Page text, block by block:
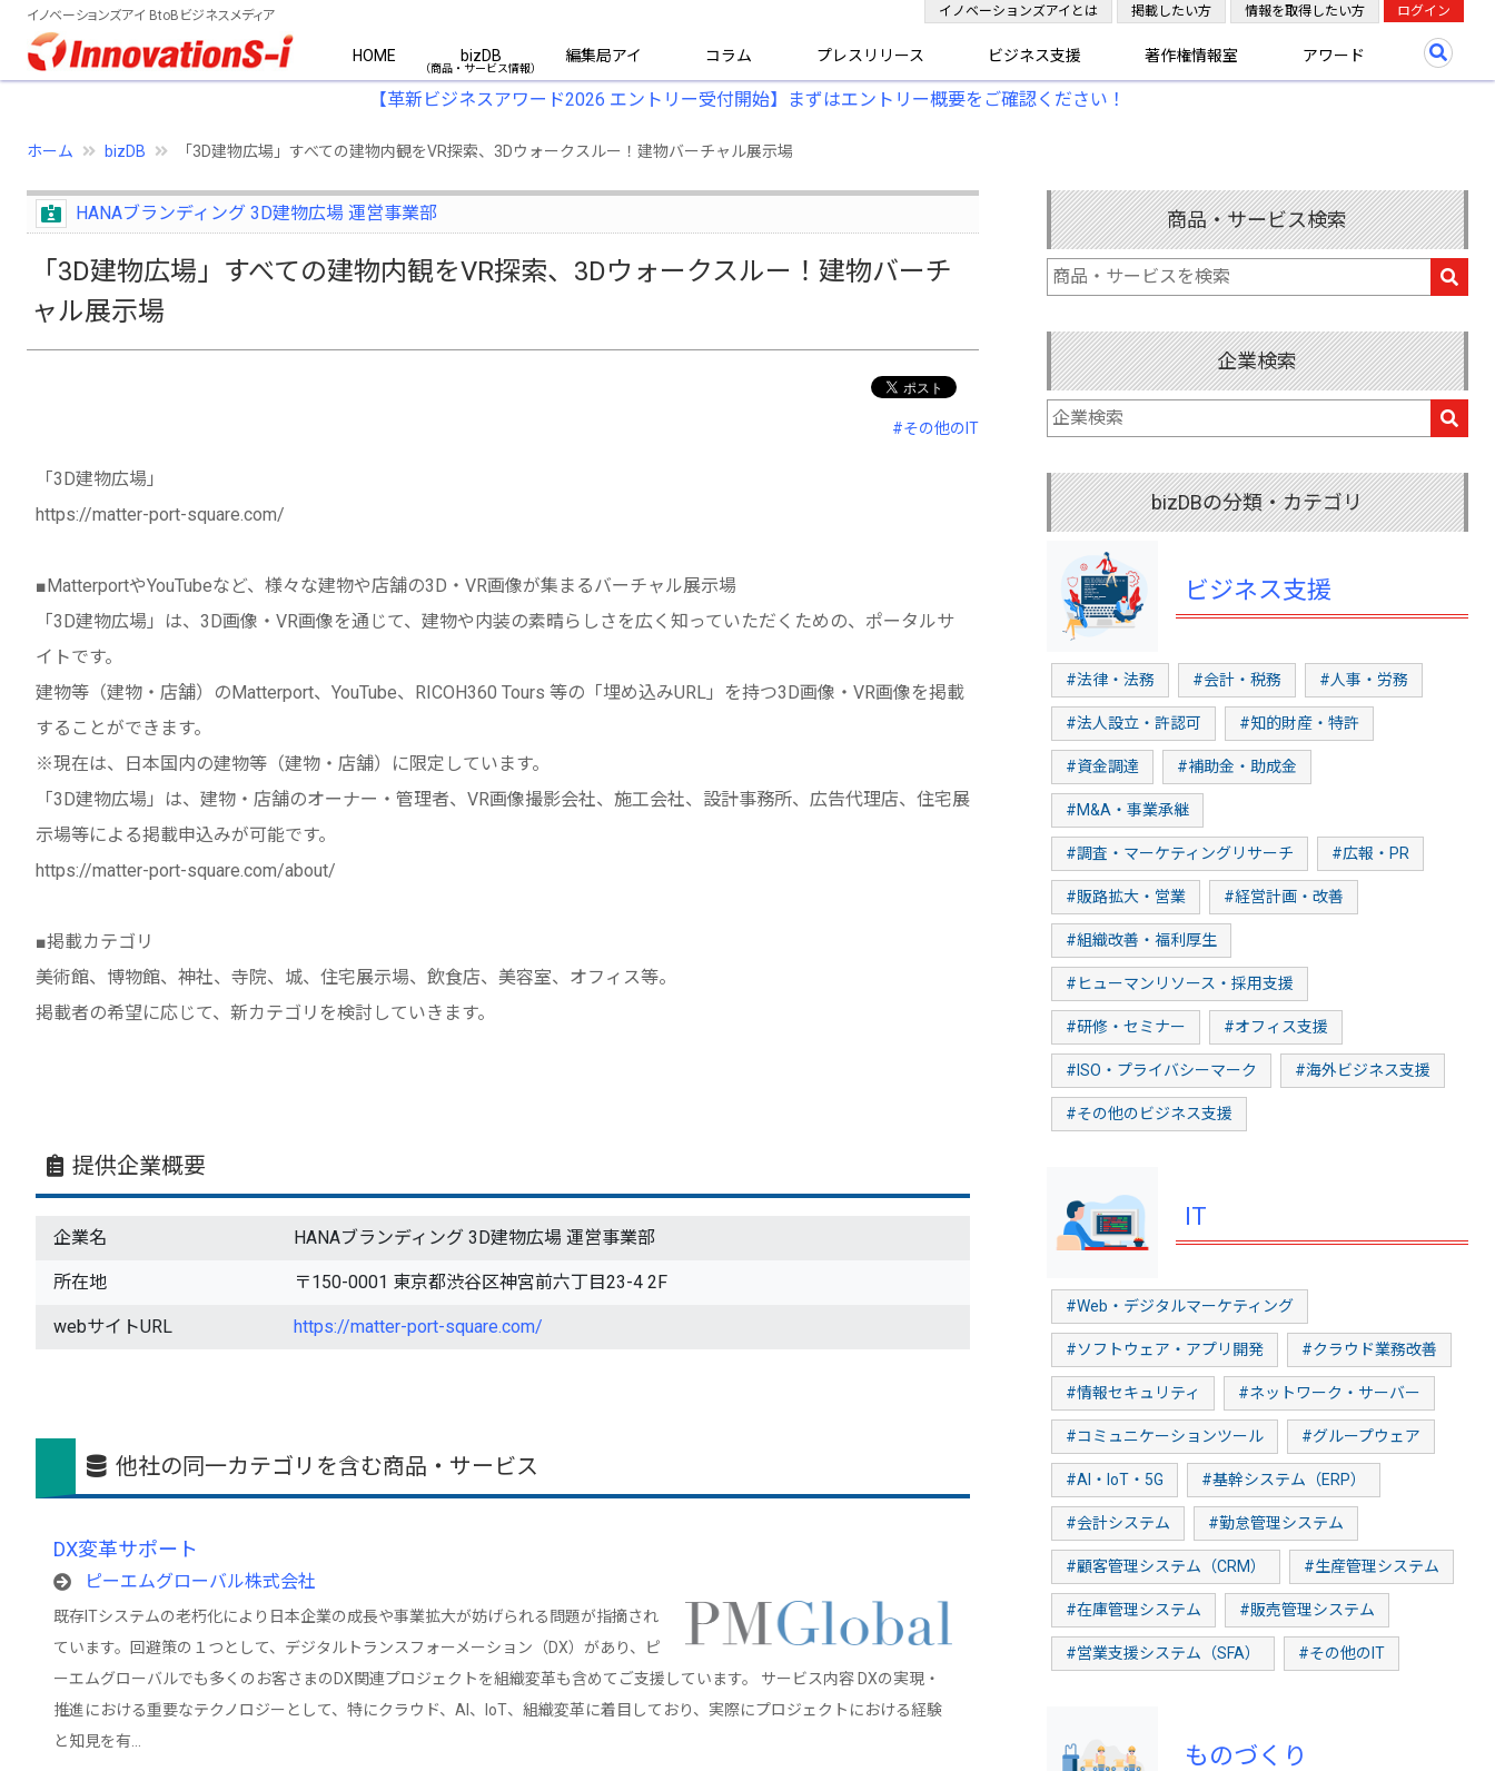
イノベーションズアイ BtoBビジネスメディア
HOME bizDB 編集局アイ コラム プレスリリース ビジネス支援 著作権情報室 アワード
イノベーションズアイとは 掲載したい方 情報を取得したい方 ログイン
【革新ビジネスアワード2026 エントリー受付開始】まずはエントリー概要をご確認ください！
ホーム bizDB 「3D建物広場」すべての建物内観をVR探索、3Dウォークスルー！建物バーチャル展示場
HANAブランディング 3D建物広場 運営事業部
「3D建物広場」すべての建物内観をVR探索、3Dウォークスルー！建物バーチ
ャル展示場
#その他のIT
「3D建物広場」
https://matter-port-square.com/
■MatterportやYouTubeなど、様々な建物や店舗の3D・VR画像が集まるバーチャル展示場
「3D建物広場」は、3D画像・VR画像を通じて、建物や内装の素晴らしさを広く知っていただくための、ポータルサ
イトです。
建物等（建物・店舗）のMatterport、YouTube、RICOH360 Tours 等の「埋め込みURL」を持つ3D画像・VR画像を掲載
することができます。
※現在は、日本国内の建物等（建物・店舗）に限定しています。
「3D建物広場」は、建物・店舗のオーナー・管理者、VR画像撮影会社、施工会社、設計事務所、広告代理店、住宅展
示場等による掲載申込みが可能です。
https://matter-port-square.com/about/
■掲載カテゴリ
美術館、博物館、神社、寺院、城、住宅展示場、飲食店、美容室、オフィス等。
掲載者の希望に応じて、新カテゴリを検討していきます。
提供企業概要
企業名 HANAブランディング 3D建物広場 運営事業部
所在地 〒150-0001 東京都渋谷区神宮前六丁目23-4 2F
webサイトURL https://matter-port-square.com/
他社の同一カテゴリを含む商品・サービス
DX変革サポート
ピーエムグローバル株式会社
既存ITシステムの老朽化により日本企業の成長や事業拡大が妨げられる問題が指摘され
ています。回避策の１つとして、デジタルトランスフォーメーション（DX）があり、ピ
ーエムグローバルでも多くのお客さまのDX関連プロジェクトを組織変革も含めてご支援しています。 サービス内容 DXの実現・
推進における重要なテクノロジーとして、特にクラウド、AI、IoT、組織変革に着目しており、実際にプロジェクトにおける経験
と知見を有…
商品・サービス検索
企業検索
bizDBの分類・カテゴリ
ビジネス支援
#法律・法務 #会計・税務 #人事・労務
#法人設立・許認可 #知的財産・特許
#資金調達 #補助金・助成金
#M&A・事業承継
#調査・マーケティングリサーチ #広報・PR
#販路拡大・営業 #経営計画・改善
#組織改善・福利厚生
#ヒューマンリソース・採用支援
#研修・セミナー #オフィス支援
#ISO・プライバシーマーク #海外ビジネス支援
#その他のビジネス支援
IT
#Web・デジタルマーケティング
#ソフトウェア・アプリ開発 #クラウド業務改善
#情報セキュリティ #ネットワーク・サーバー
#コミュニケーションツール #グループウェア
#AI・IoT・5G #基幹システム（ERP）
#会計システム #勤怠管理システム
#顧客管理システム（CRM） #生産管理システム
#在庫管理システム #販売管理システム
#営業支援システム（SFA） #その他のIT
ものづくり